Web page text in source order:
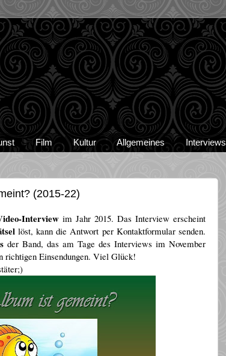
Film Kultur Allgemeines Interviews
(2015-22)
Interview im Jahr 2015. Das Interview erscheint
löst, kann die Antwort per Kontaktformular senden.
der Band, das am Tage des Interviews im November
richtigen Einsendungen. Viel Glück!